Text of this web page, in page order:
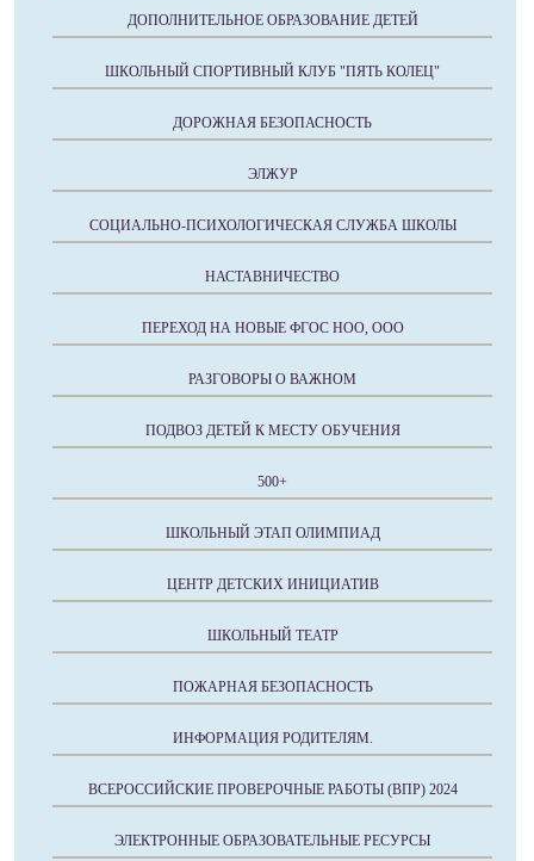
ДОПОЛНИТЕЛЬНОЕ ОБРАЗОВАНИЕ ДЕТЕЙ
ШКОЛЬНЫЙ СПОРТИВНЫЙ КЛУБ "ПЯТЬ КОЛЕЦ"
ДОРОЖНАЯ БЕЗОПАСНОСТЬ
ЭЛЖУР
СОЦИАЛЬНО-ПСИХОЛОГИЧЕСКАЯ СЛУЖБА ШКОЛЫ
НАСТАВНИЧЕСТВО
ПЕРЕХОД НА НОВЫЕ ФГОС НОО, ООО
РАЗГОВОРЫ О ВАЖНОМ
ПОДВОЗ ДЕТЕЙ К МЕСТУ ОБУЧЕНИЯ
500+
ШКОЛЬНЫЙ ЭТАП ОЛИМПИАД
ЦЕНТР ДЕТСКИХ ИНИЦИАТИВ
ШКОЛЬНЫЙ ТЕАТР
ПОЖАРНАЯ БЕЗОПАСНОСТЬ
ИНФОРМАЦИЯ РОДИТЕЛЯМ.
ВСЕРОССИЙСКИЕ ПРОВЕРОЧНЫЕ РАБОТЫ (ВПР) 2024
ЭЛЕКТРОННЫЕ ОБРАЗОВАТЕЛЬНЫЕ РЕСУРСЫ